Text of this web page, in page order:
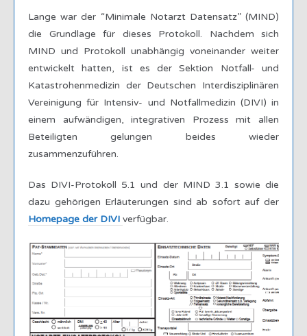
Lange war der “Minimale Notarzt Datensatz” (MIND)
die Grundlage für dieses Protokoll. Nachdem sich
MIND und Protokoll unabhängig voneinander weiter
entwickelt hatten, ist es der Sektion Notfall- und
Katastrohenmedizin der Deutschen Interdisziplinären
Vereinigung für Intensiv- und Notfallmedizin (DIVI) in
einem aufwändigen, integrativen Prozess mit allen
Beteiligten gelungen beides wieder
zusammenzuführen.
Das DIVI-Protokoll 5.1 und der MIND 3.1 sowie die
dazu gehörigen Erläuterungen sind ab sofort auf der
Homepage der DIVI verfügbar.